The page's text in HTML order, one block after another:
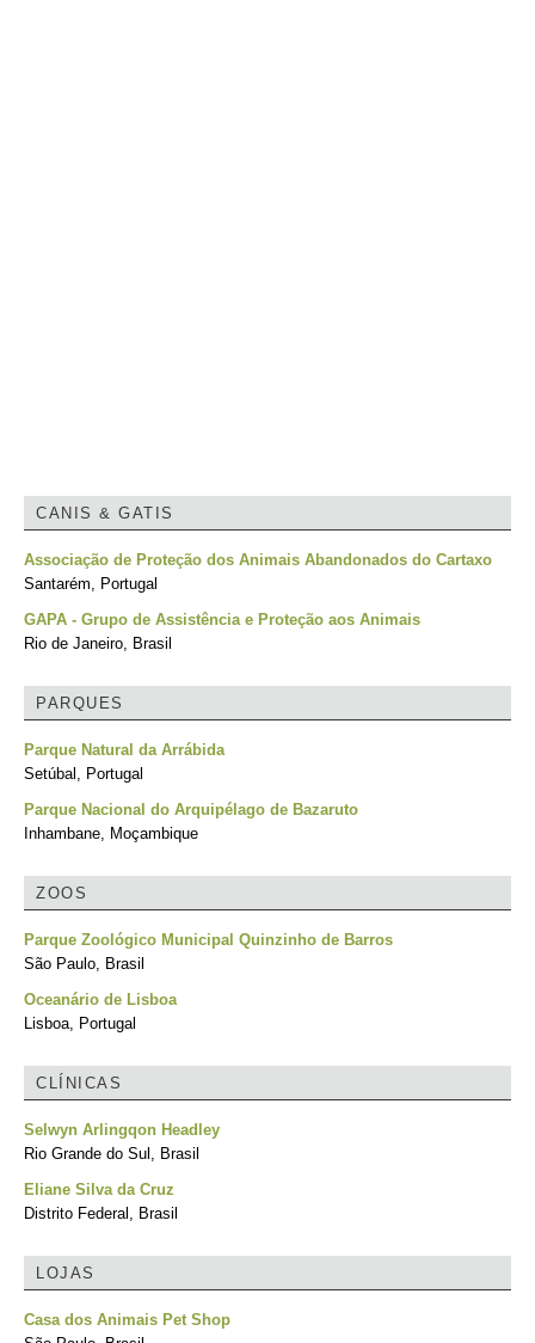
CANIS & GATIS
Associação de Proteção dos Animais Abandonados do Cartaxo
Santarém, Portugal
GAPA - Grupo de Assistência e Proteção aos Animais
Rio de Janeiro, Brasil
PARQUES
Parque Natural da Arrábida
Setúbal, Portugal
Parque Nacional do Arquipélago de Bazaruto
Inhambane, Moçambique
ZOOS
Parque Zoológico Municipal Quinzinho de Barros
São Paulo, Brasil
Oceanário de Lisboa
Lisboa, Portugal
CLÍNICAS
Selwyn Arlingqon Headley
Rio Grande do Sul, Brasil
Eliane Silva da Cruz
Distrito Federal, Brasil
LOJAS
Casa dos Animais Pet Shop